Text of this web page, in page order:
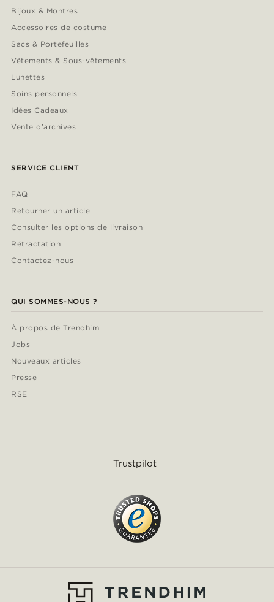
Bijoux & Montres
Accessoires de costume
Sacs & Portefeuilles
Vêtements & Sous-vêtements
Lunettes
Soins personnels
Idées Cadeaux
Vente d'archives
SERVICE CLIENT
FAQ
Retourner un article
Consulter les options de livraison
Rétractation
Contactez-nous
QUI SOMMES-NOUS ?
À propos de Trendhim
Jobs
Nouveaux articles
Presse
RSE
Trustpilot